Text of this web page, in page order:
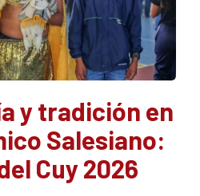
y tradición en
Salesiano:
Cuy 2026